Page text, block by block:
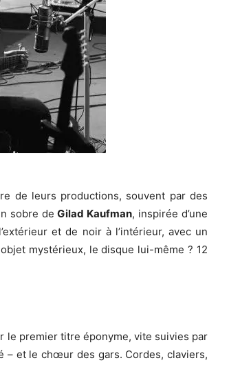
de leurs productions, souvent par des
sobre deGilad Kaufman, inspirée d’une
et de noir à l’intérieur, avec un
mystérieux, le disque lui-même ? 12
le premier titre éponyme, vite suivies par
– et le chœur des gars. Cordes, claviers,